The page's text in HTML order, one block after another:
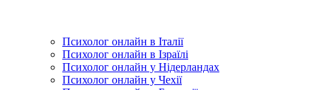
Психолог онлайн в Італії
Психолог онлайн в Ізраїлі
Психолог онлайн у Нідерландах
Психолог онлайн у Чехії